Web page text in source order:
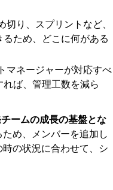
り、スプリントなど、
ため、どこに何がある
マネージャーが対応すべ
ば、管理工数を減ら
ームの成長の基盤とな
め、メンバーを追加し
の状況に合わせて、シ